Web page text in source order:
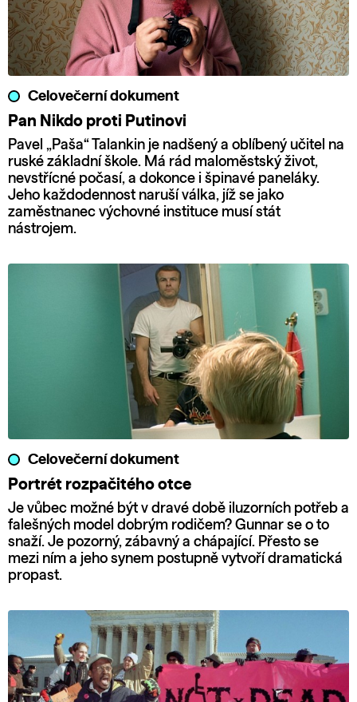
Celovečerní dokument
Pan Nikdo proti Putinovi
Pavel „Paša“ Talankin je nadšený a oblíbený učitel na
ruské základní škole. Má rád maloměstský život,
nevstřícné počasí, a dokonce i špinavé paneláky.
Jeho každodennost naruší válka, jíž se jako
zaměstnanec výchovné instituce musí stát
nástrojem.
Celovečerní dokument
Portrét rozpačitého otce
Je vůbec možné být v dravé době iluzorních potřeb a
falešných model dobrým rodičem? Gunnar se o to
snaží. Je pozorný, zábavný a chápající. Přesto se
mezi ním a jeho synem postupně vytvoří dramatická
propast.